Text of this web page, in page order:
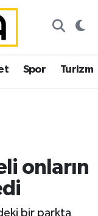
Spor Turizm
onların
bir parkta